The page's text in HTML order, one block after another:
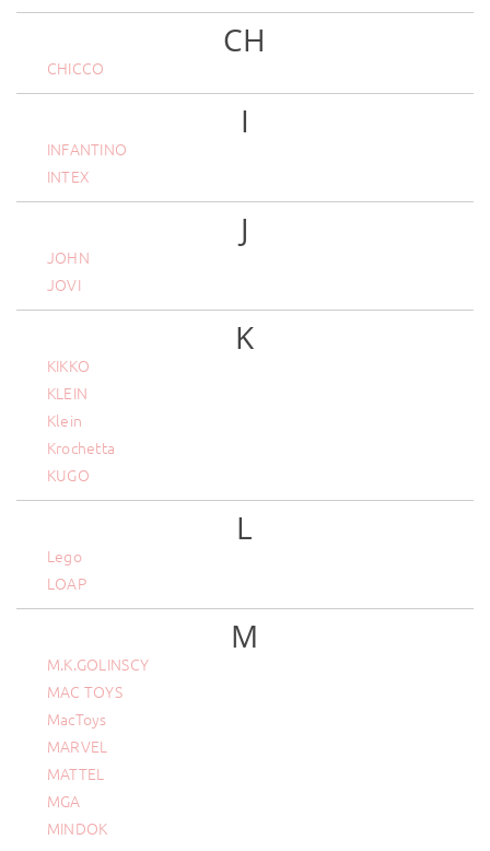
CH
CHICCO
I
INFANTINO
INTEX
J
JOHN
JOVI
K
KIKKO
KLEIN
Klein
Krochetta
KUGO
L
Lego
LOAP
M
M.K.GOLINSCY
MAC TOYS
MacToys
MARVEL
MATTEL
MGA
MINDOK